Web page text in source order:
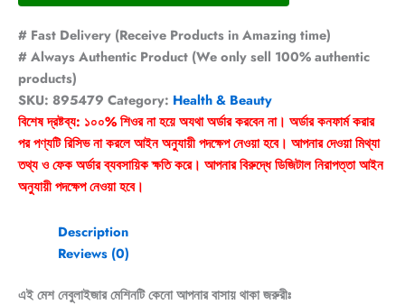
# Fast Delivery (Receive Products in Amazing time)
# Always Authentic Product (We only sell 100% authentic
products)
SKU: 895479 Category: Health & Beauty
বিশেষ দ্রষ্টব্য: ১০০% শিওর না হয়ে অযথা অর্ডার করবেন না। অর্ডার কনফার্ম করার
পর পণ্যটি রিসিভ না করলে আইন অনুযায়ী পদক্ষেপ নেওয়া হবে। আপনার দেওয়া মিথ্যা
তথ্য ও ফেক অর্ডার ব্যবসায়িক ক্ষতি করে। আপনার বিরুদ্ধে ডিজিটাল নিরাপত্তা আইন
অনুযায়ী পদক্ষেপ নেওয়া হবে।
Description
Reviews (0)
এই মেশ নেবুলাইজার মেশিনটি কেনো আপনার বাসায় থাকা জরুরীঃ